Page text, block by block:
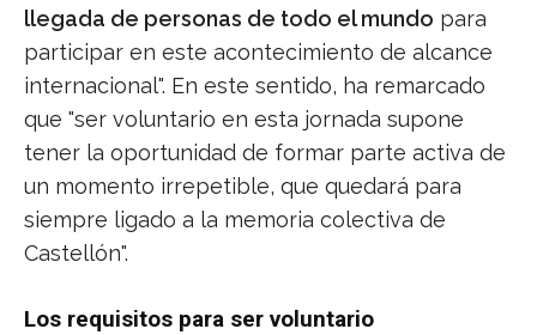
llegada de personas de todo el mundo para
participar en este acontecimiento de alcance
internacional". En este sentido, ha remarcado
que "ser voluntario en esta jornada supone
tener la oportunidad de formar parte activa de
un momento irrepetible, que quedará para
siempre ligado a la memoria colectiva de
Castellón".
Los requisitos para ser voluntario